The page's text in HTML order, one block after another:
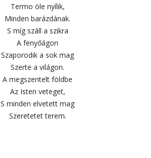
Termo öle nyílik,
Minden barázdának.
S míg száll a szikra
A fenyőágon
Szaporodik a sok mag
Szerte a világon.
A megszentelt földbe
Az Isten veteget,
S minden elvetett mag
Szeretetet terem.